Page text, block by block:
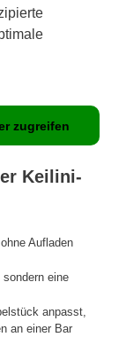
zugreifen
Keilini-
Aufladen
eine
anpasst,
an einer Bar